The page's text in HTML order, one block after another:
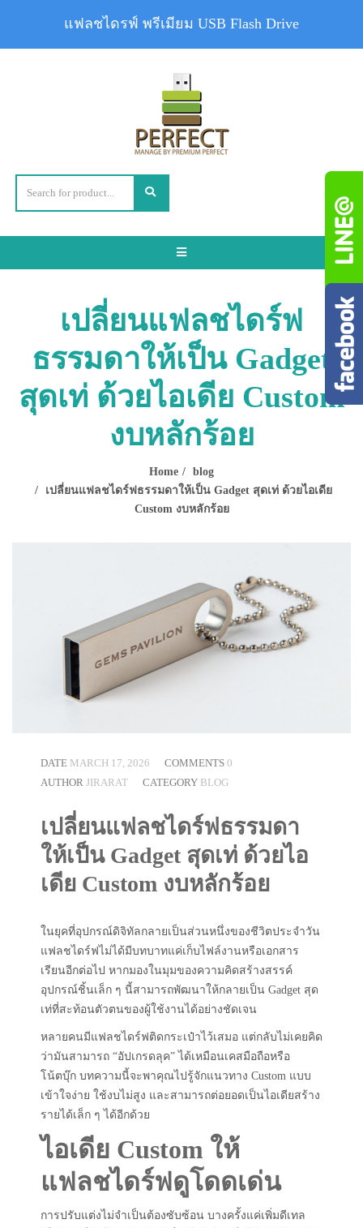
Toggle
เปลี่ยนแฟลชไดร์ฟ
ธรรมดาให้เป็น Gadget
สุดเท่ ด้วยไอเดีย Custom
งบหลักร้อย
Home
blog
เปลี่ยนแฟลชไดร์ฟธรรมดาให้เป็น Gadget สุดเท่ ด้วยไอเดีย
Custom งบหลักร้อย
DATE MARCH 17, 2026 COMMENTS 0
AUTHOR JIRARAT CATEGORY BLOG
เปลี่ยนแฟลชไดร์ฟธรรมดา
ให้เป็น Gadget สุดเท่ ด้วยไอ
เดีย Custom งบหลักร้อย
ในยุคที่อุปกรณ์ดิจิทัลกลายเป็นส่วนหนึ่งของชีวิตประจำวัน
แฟลชไดร์ฟไม่ได้มีบทบาทแค่เก็บไฟล์งานหรือเอกสาร
เรียนอีกต่อไป หากมองในมุมของความคิดสร้างสรรค์
อุปกรณ์ชิ้นเล็ก ๆ นี้สามารถพัฒนาให้กลายเป็น Gadget สุด
เท่ที่สะท้อนตัวตนของผู้ใช้งานได้อย่างชัดเจน
หลายคนมีแฟลชไดร์ฟติดกระเป๋าไว้เสมอ แต่กลับไม่เคยคิด
ว่ามันสามารถ “อัปเกรดลุค” ได้เหมือนเคสมือถือหรือ
โน้ตบุ๊ก บทความนี้จะพาคุณไปรู้จักแนวทาง Custom แบบ
เข้าใจง่าย ใช้งบไม่สูง และสามารถต่อยอดเป็นไอเดียสร้าง
รายได้เล็ก ๆ ได้อีกด้วย
ไอเดีย Custom ให้
แฟลชไดร์ฟดูโดดเด่น
การปรับแต่งไม่จำเป็นต้องซับซ้อน บางครั้งแค่เพิ่มดีเทล
แฟลชไดรฟ์ พรีเมียม USB Flash Drive